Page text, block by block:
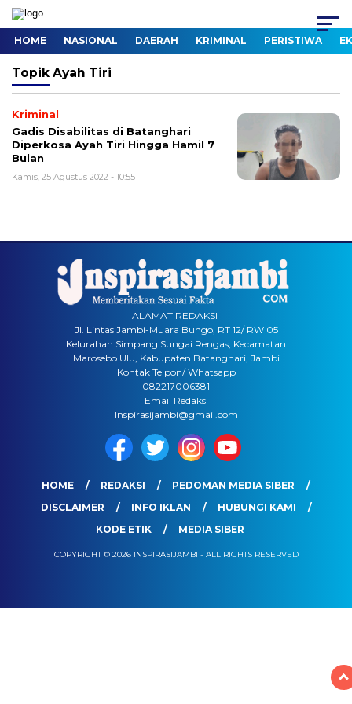
HOME NASIONAL DAERAH KRIMINAL PERISTIWA
Topik Ayah Tiri
Kriminal
Gadis Disabilitas di Batanghari
Diperkosa Ayah Tiri Hingga Hamil 7
Bulan
Kamis, 25 Agustus 2022 - 10:55
ALAMAT REDAKSI
Jl. Lintas Jambi-Muara Bungo, RT 12/ RW 05
Kelurahan Simpang Sungai Rengas, Kecamatan
Marosebo Ulu, Kabupaten Batanghari, Jambi
Kontak Telpon/ Whatsapp
082217006381
Email Redaksi
Inspirasijambi@gmail.com
HOME REDAKSI
PEDOMAN MEDIA SIBER
DISCLAIMER
INFO IKLAN
HUBUNGI KAMI
KODE ETIK
MEDIA SIBER
COPYRIGHT © 2026 INSPIRASIJAMBI - ALL RIGHTS RESERVED